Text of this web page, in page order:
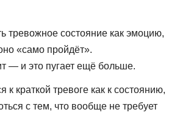
тревожное состояние как эмоцию,
«само пройдёт».
— и это пугает ещё больше.
к краткой тревоге как к состоянию,
с тем, что вообще не требует